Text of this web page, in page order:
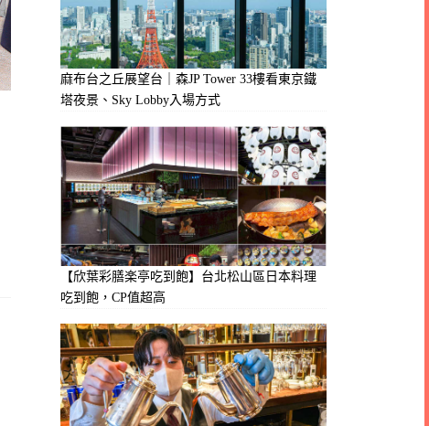
麻布台之丘展望台｜森JP Tower 33樓看東京鐵
塔夜景、Sky Lobby入場方式
【欣葉彩膳楽亭吃到飽】台北松山區日本料理
吃到飽，CP值超高